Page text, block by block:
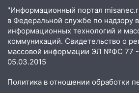
"Информационный портал
в Федеральной службе по надзору
информационных технологий и
коммуникаций. Свидетельство о
массовой информации ЭЛ №ФС 77 -
05.03.2015
Политика в отношении обработки